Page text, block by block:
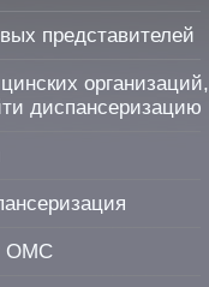
представителей
организаций,
диспансеризацию
ОМС